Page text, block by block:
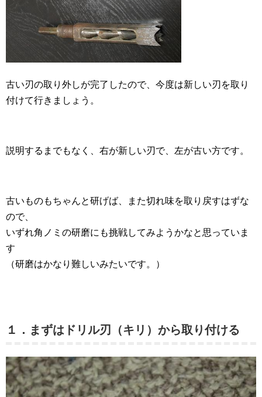
古い刃の取り外しが完了したので、今度は新しい刃を取り
付けて行きましょう。
説明するまでもなく、右が新しい刃で、左が古い方です。
古いものもちゃんと研げば、また切れ味を取り戻すはずな
ので、
いずれ角ノミの研磨にも挑戦してみようかなと思っていま
す
（研磨はかなり難しいみたいです。）
１．まずはドリル刃（キリ）から取り付ける